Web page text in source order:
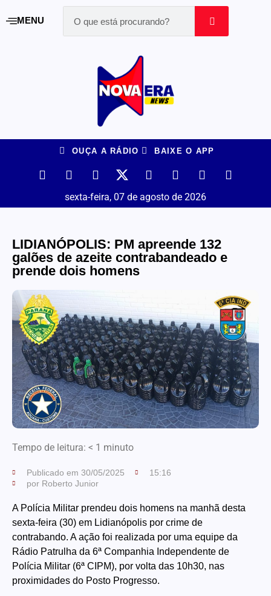
MENU
OUÇA A RÁDIO BAIXE O APP
sexta-feira, 07 de agosto de 2026
LIDIANÓPOLIS: PM apreende 132
galões de azeite contrabandeado e
prende dois homens
Tempo de leitura: < 1 minuto
Publicado em 30/05/2025
15:16
por Roberto Junior
A Polícia Militar prendeu dois homens na manhã desta
sexta-feira (30) em Lidianópolis por crime de
contrabando. A ação foi realizada por uma equipe da
Rádio Patrulha da 6ª Companhia Independente de
Polícia Militar (6ª CIPM), por volta das 10h30, nas
proximidades do Posto Progresso.